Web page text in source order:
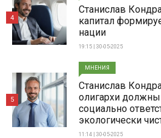
Станислав
капитал
нации
19:15 | 30-05-2025
4
МНЕНИЯ
Станислав
олигархи
социально
экологически
11:14 | 30-05-2025
5